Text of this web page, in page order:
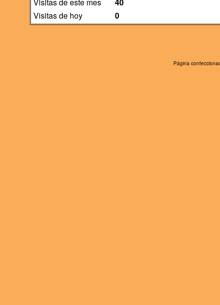
Visitas de hoy
0
Página